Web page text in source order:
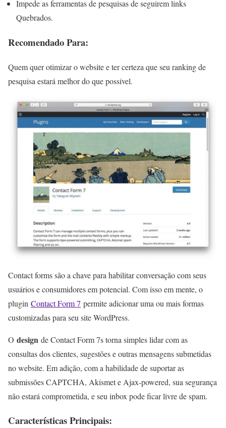
Impede as ferramentas de pesquisas de seguirem links
Quebrados.
Recomendado Para:
Quem quer otimizar o website e ter certeza que seu ranking de
pesquisa estará melhor do que possível.
Contact forms são a chave para habilitar conversação com seus
usuários e consumidores em potencial. Com isso em mente, o
plugin Contact Form 7 permite adicionar uma ou mais formas
customizadas para seu site WordPress.
O design de Contact Form 7s torna simples lidar com as
consultas dos clientes, sugestões e outras mensagens submetidas
no website. Em adição, com a habilidade de suportar as
submissões CAPTCHA, Akismet e Ajax-powered, sua segurança
não estará comprometida, e seu inbox pode ficar livre de spam.
Características Principais: